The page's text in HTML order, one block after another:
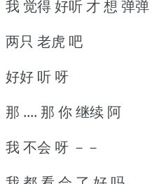
我 觉得 好听 才 想 弹弹
两只 老虎 吧
好好 听 呀
那 .... 那 你 继续 阿
我 不会 呀 －－